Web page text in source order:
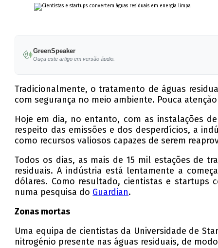
GreenSpeaker
Ouça este artigo em versão áudio.
Tradicionalmente, o tratamento de águas
com segurança no meio ambiente. Pouca
Hoje em dia, no entanto, com as instalações
respeito das emissões e dos desperdícios, a
como recursos valiosos capazes de serem
Todos os dias, as mais de 15 mil estações de
residuais. A indústria está lentamente a
dólares. Como resultado, cientistas e startups
numa pesquisa do Guardian.
Zonas mortas
Uma equipa de cientistas da Universidade de
nitrogénio presente nas águas residuais, de